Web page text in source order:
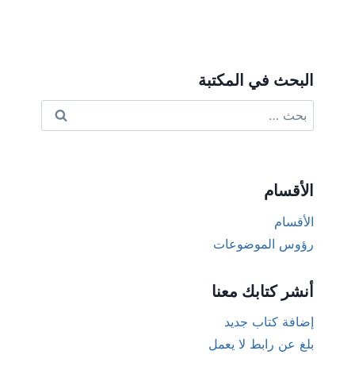
البحث في المكتبة
عن:
الأقسام
الأقسام
رؤوس الموضوعات
أنشر كتابك معنا
إضافة كتاب جديد
بلغ عن رابط لا يعمل